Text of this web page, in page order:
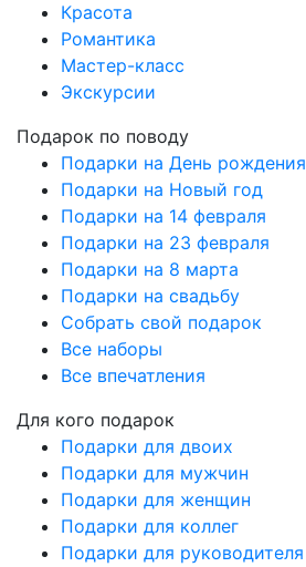
Красота
Романтика
Мастер-класс
Экскурсии
Подарок по поводу
Подарки на День рождения
Подарки на Новый год
Подарки на 14 февраля
Подарки на 23 февраля
Подарки на 8 марта
Подарки на свадьбу
Собрать свой подарок
Все наборы
Все впечатления
Для кого подарок
Подарки для двоих
Подарки для мужчин
Подарки для женщин
Подарки для коллег
Подарки для руководителя